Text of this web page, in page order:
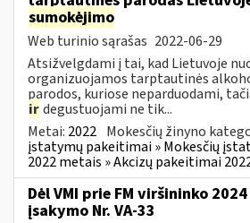
sumokėjimo
Web turinio sąrašas 2022-06-29
Atsižvelgdami į tai, kad Lietuvoje
organizuojamos tarptautinės
parodos, kuriose neparduodami,
irdegustuojami ne tik...
Metai: 2022 Mokesčių žinyno
įstatymų pakeitimai » Mokesčių
2022 metais » Akcizų pakeitimai
Dėl VMI prie FM viršininko
įsakymo Nr. VA-33